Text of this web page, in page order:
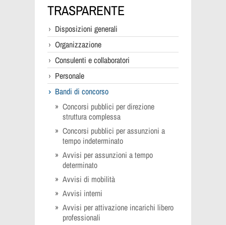
TRASPARENTE
Disposizioni generali
Organizzazione
Consulenti e collaboratori
Personale
Bandi di concorso
Concorsi pubblici per direzione
struttura complessa
Concorsi pubblici per assunzioni a
tempo indeterminato
Avvisi per assunzioni a tempo
determinato
Avvisi di mobilità
Avvisi interni
Avvisi per attivazione incarichi libero
professionali